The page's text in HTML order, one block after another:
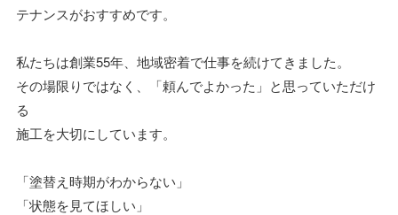
テナンスがおすすめです。
私たちは創業55年、地域密着で仕事を続けてきました。
その場限りではなく、「頼んでよかった」と思っていただけ
る
施工を大切にしています。
「塗替え時期がわからない」
「状態を見てほしい」